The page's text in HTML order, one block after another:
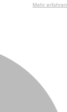
Mehr erfahren